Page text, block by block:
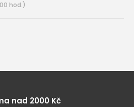
hod.)
nad 2000 Kč